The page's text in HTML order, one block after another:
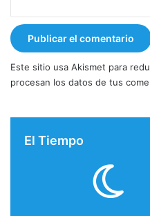
Este sitio usa Akismet para
procesan los datos de tus
El Tiempo